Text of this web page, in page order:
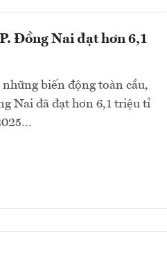
Đồng Nai đạt hơn 6,1
biến động toàn cầu,
Nai đã đạt hơn 6,1 triệu tỉ